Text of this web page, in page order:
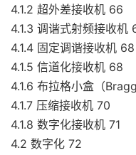
4.1.2 超外差接收机 66
4.1.3 调谐式射频接收机
4.1.4 固定调谐接收机 68
4.1.5 信道化接收机 68
4.1.6 布拉格小盒（
4.1.7 压缩接收机 70
4.1.8 数字化接收机 71
4.2 数字化 72